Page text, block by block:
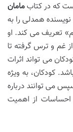
که در کتاب مامان
همدلی را به
تعریف می کند. او
و ترس گرفته تا
می تواند اثرات
کودکان، به ویژه
می توانند درباره
احساسات از اهمیت